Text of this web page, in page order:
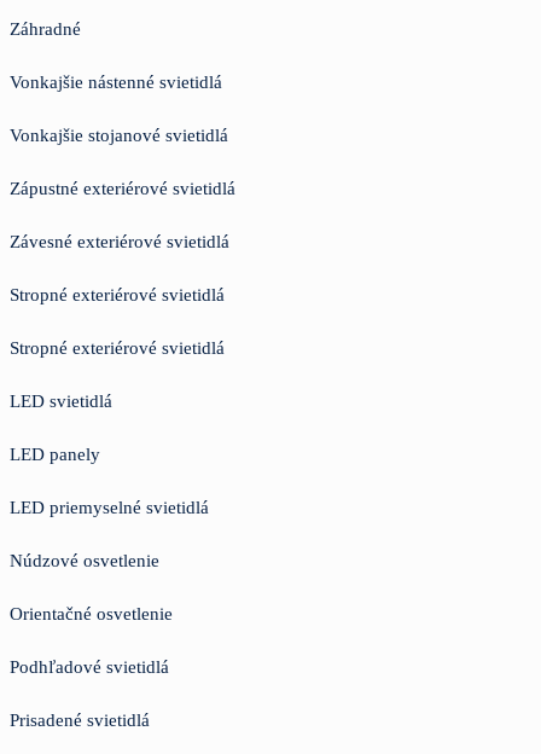
Záhradné
Vonkajšie nástenné svietidlá
Vonkajšie stojanové svietidlá
Zápustné exteriérové svietidlá
Závesné exteriérové svietidlá
Stropné exteriérové svietidlá
Stropné exteriérové svietidlá
LED svietidlá
LED panely
LED priemyselné svietidlá
Núdzové osvetlenie
Orientačné osvetlenie
Podhľadové svietidlá
Prisadené svietidlá